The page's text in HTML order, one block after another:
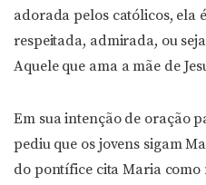
adorada pelos católicos, ela
respeitada, admirada, ou
Aquele que ama a mãe de
Em sua intenção de oração
pediu que os jovens sigam
do pontífice cita Maria como